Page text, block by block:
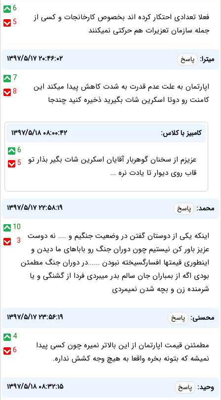
6
5
فعلا تعدادی احتکار کرده اند بخصوص کارخانجات و کسی از
جمله سازمان تعزیرات هم حرکتی نمیکنند
میترا: پاسخ
۱۳۹۷/۵/۱۷ ۲۰:۴۶:۰۲
7
8
اپارتمان به علت عدم قدرت به شدت کاهش پیدا میکند این
کامنت رو دوتا اسکرین شات بگیرید ذخیره کنید چندجا
کامبیز با کلاس:
۱۳۹۷/۵/۱۸ ۰۸:۰۰:۴۲
6
5
عزیزم از سخنان گوهربار آقایان اسکرین شات بگیر بذار تو
قاب روی دیوار تا یادت نره ...
محمد: پاسخ
۱۳۹۷/۵/۱۷ ۲۲:۵۸:۱۹
10
3
اینکه یکی از دوستان گفتن در وضعیت جنگیم و .... نه دوست
عزیز باور کن نیستیم چون دوران جنگ رو باباهای ما دیدن و
اینطوری قیمتها افسارگسیخته نبودن ......در دوران جنگ مطمئن
بودی اگه از بمباران جان سالم بدر میبردی فردا از گشنگی و یا
شرمنده زن و بچه شدن نمیمردی
محسنی: پاسخ
۱۳۹۷/۵/۱۷ ۲۳:۵۶:۱۹
4
6
مطمئنن قیمت اپارتمان از این بالاتر نمیره چون کسی پیدا
نمیشه که بتونه بخره واقعا به هیچ وجه کشش نداره.
وحید: پاسخ
۱۳۹۷/۵/۱۸ ۰۸:۳۲:۱۵